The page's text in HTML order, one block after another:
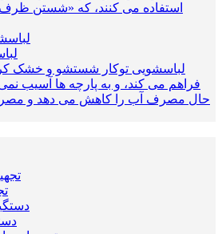
استفاده می کنند، که «شستن
لباسشویی توکار شستشو و خشک
فراهم می کند، و به پارچه ها آسیب
حال مصرف آب را کاهش می دهد و